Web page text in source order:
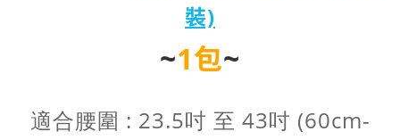
裝)
~1包~
適合腰圍 : 23.5吋 至 43吋 (60cm-